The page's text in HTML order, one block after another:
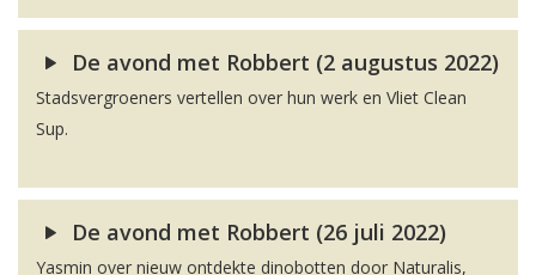
De avond met Robbert (2 augustus 2022)
Stadsvergroeners vertellen over hun werk en Vliet Clean
Sup.
De avond met Robbert (26 juli 2022)
Yasmin over nieuw ontdekte dinobotten door Naturalis,